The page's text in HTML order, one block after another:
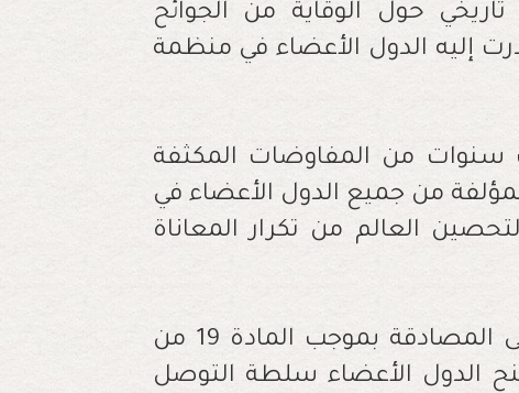
حول الوقاية من الجوائح
إليه الدول الأعضاء في منظمة
سنوات من المفاوضات المكثفة
من جميع الدول الأعضاء في
العالم من تكرار المعاناة
ويعد هذا المقترح الثاني الذي يعرض على المصادقة بموجب المادة 19 من
الدول الأعضاء سلطة التوصل